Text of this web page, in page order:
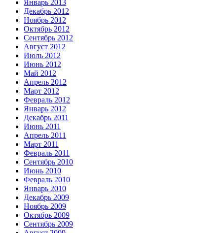
Январь 2013
Декабрь 2012
Ноябрь 2012
Октябрь 2012
Сентябрь 2012
Август 2012
Июль 2012
Июнь 2012
Май 2012
Апрель 2012
Март 2012
Февраль 2012
Январь 2012
Декабрь 2011
Июнь 2011
Апрель 2011
Март 2011
Февраль 2011
Сентябрь 2010
Июнь 2010
Февраль 2010
Январь 2010
Декабрь 2009
Ноябрь 2009
Октябрь 2009
Сентябрь 2009